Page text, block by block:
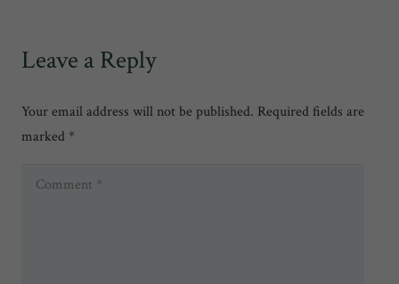
Leave a Reply
Your email address will not be published. Required fields are
marked *